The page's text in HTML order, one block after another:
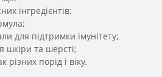
інгредієнтів;
для підтримки імунітету;
шкіри та шерсті;
різних порід і віку.